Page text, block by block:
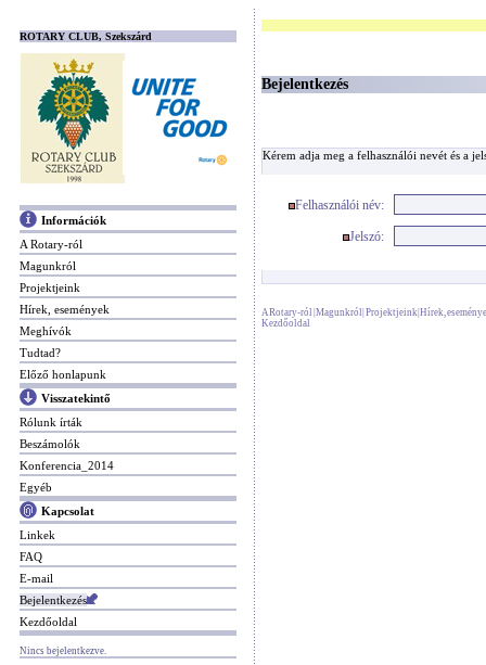
ROTARY CLUB, Szekszárd
Információk
A Rotary-ról
Magunkról
Projektjeink
Hírek, események
Meghívók
Tudtad?
Előző honlapunk
Visszatekintő
Rólunk írták
Beszámolók
Konferencia_2014
Egyéb
Kapcsolat
Linkek
FAQ
E-mail
Bejelentkezés
Kezdőoldal
Nincs bejelentkezve.
Bejelentkezés
Kérem adja meg a felhasználói nevét és a
Felhasználói név:
Jelszó:
A Rotary-ról |Magunkról Projektjeink|Hírek,
Kezdőoldal